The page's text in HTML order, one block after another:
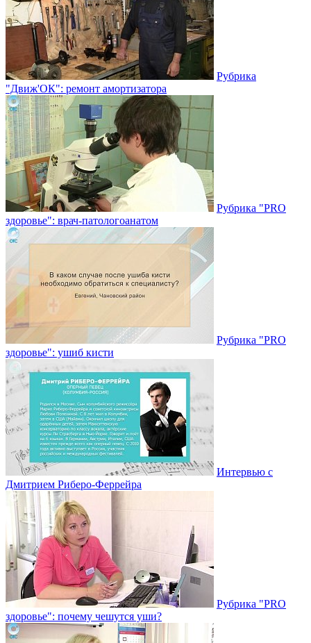
Рубрика
"Движ'ОК": ремонт амортизатора
Рубрика "PRO
здоровье": врач-патологоанатом
Рубрика "PRO
здоровье": ушиб кисти
Интервью с
Дмитрием Риберо-Феррейра
Рубрика "PRO
здоровье": почему чешутся уши?